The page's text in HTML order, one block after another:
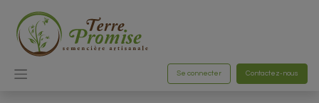
Se connecter Contactez-nous